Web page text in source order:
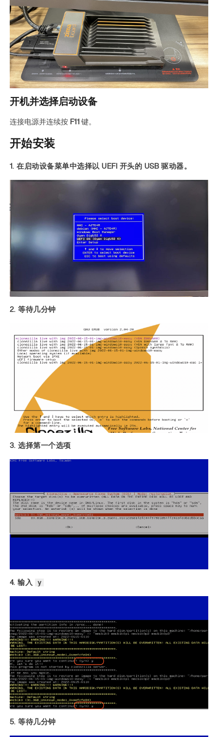
开机并选择启动设备
连接电源并连续按 F11 键。
开始安装
1. 在启动设备菜单中选择以 UEFI 开头的 USB 驱动器。
2. 等待几分钟
3. 选择第一个选项
4. 输入 y
5. 等待几分钟